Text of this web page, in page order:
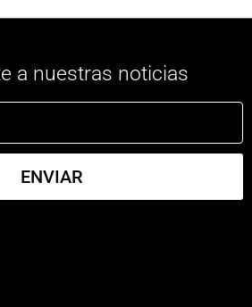
a nuestras noticias
ENVIAR